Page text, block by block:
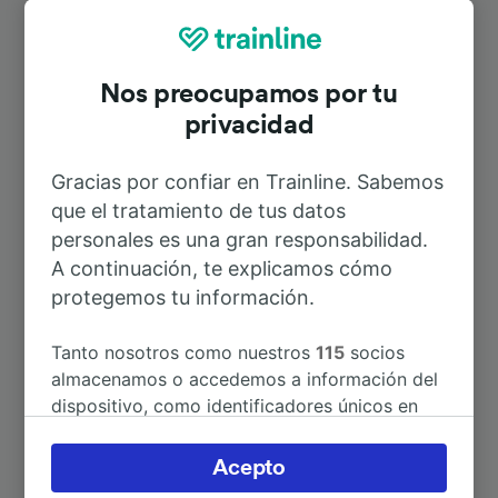
Rutas más populares desde
Grottammare
A Giulianova 17min
A Ancona 1h 2min
A Roma 4h 45min
Nos preocupamos por tu
privacidad
Gracias por confiar en Trainline. Sabemos
que el tratamiento de tus datos
personales es una gran responsabilidad.
A continuación, te explicamos cómo
protegemos tu información.
Tanto nosotros como nuestros115 socios
almacenamos o accedemos a información del
dispositivo, como identificadores únicos en
Puedes aceptar o administrar tus preferencias
haciendo clic abajo, incluido el derecho de
Acepto